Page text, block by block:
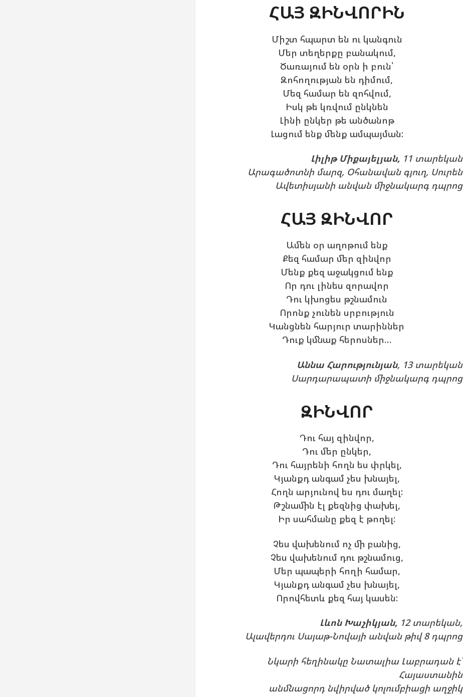
ՀԱՅ ԶԻՆՎՈՐԻՆ
Միշտ հպարտ են ու կանգուն
Մեր տեղերքը բանակում,
Ծառայում են օրն ի բուն՝
Զոհողության են դիմում,
Մեզ համար են զոհվում,
Իսկ թե կռվում ընկնեն
Լինի ընկեր թե անծանոթ
Լացում ենք մենք ամպայման:
Լիլիթ Միքայելյան,11 տարեկան
Արագածոտնի մարզ, Օհանավան գյուղ, Սուրեն
Ավետիսյանի անվան միջնակարգ դպրոց
ՀԱՅ ԶԻՆՎՈՐ
Ամեն օր աղոթում ենք
Քեզ համար մեր զինվոր
Մենք քեզ աջակցում ենք
Որ դու լինես զորավոր
Դու կխոցես թշնամուն
Որոնք չունեն սրբություն
Կանցնեն հարյուր տարիններ
Դուք կմնաք հերոսներ…
Աննա Հարությունյան, 13 տարեկան
Սարդարապատի միջնակարգ դպրոց
ԶԻՆՎՈՐ
Դու հայ զինվոր,
Դու մեր ընկեր,
Դու հայրենի հողն ես փրկել,
Կյանքդ անգամ չես խնայել,
Հողն արյունով ես դու մաղել:
Թշնամին էլ քեզնից փախել,
Իր սահմանը քեզ է թողել:
Չես վախենում ոչ մի բանից,
Չես վախենում դու թշնամուց,
Մեր պապերի հողի համար,
Կյանքդ անգամ չես խնայել,
Որովհետև քեզ հայ կասեն:
Լևոն Խաչիկյան,12 տարեկան,
Ալավերդու Սայաթ-Նովայի անվան թիվ 8 դպրոց
Նկարի հեղինակը Նատալիա Լաբրադան է՝
Հայաստանին
անմնացորդ նվիրված կոլումբիացի աղջիկ